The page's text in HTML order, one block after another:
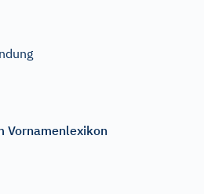
Vornamenlexikon